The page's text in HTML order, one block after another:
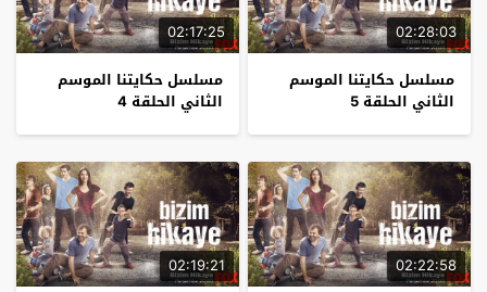
02:28:03
مسلسل حكايتنا الموسم
الثاني الحلقة 5
02:17:25
مسلسل حكايتنا الموسم
الثاني الحلقة 4
02:22:58
02:19:21